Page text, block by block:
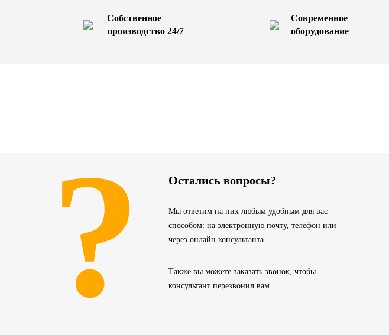
Собственное
производство 24/7
Современное
оборудование
? Остались вопросы?
Мы ответим на них любым удобным для вас
способом: на электронную почту, телефон или
через онлайн консультанта
Также вы можете заказать звонок, чтобы
консультант перезвонил вам